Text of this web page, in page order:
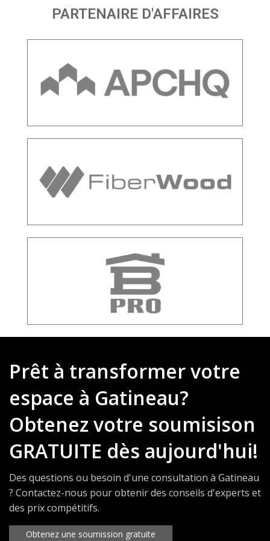
PARTENAIRE D'AFFAIRES
Prêt à transformer votre
espace à Gatineau?
Obtenez votre soumisison
GRATUITE dès aujourd'hui!
Des questions ou besoin d'une consultation à Gatineau
? Contactez-nous pour obtenir des conseils d'experts et
des prix compétitifs.
Obtenez une soumission gratuite